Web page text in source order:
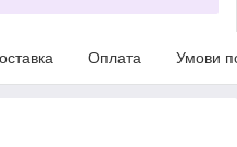
Оплата Умови